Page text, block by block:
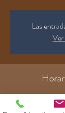
Las
25 abr
Armenia, Cl.